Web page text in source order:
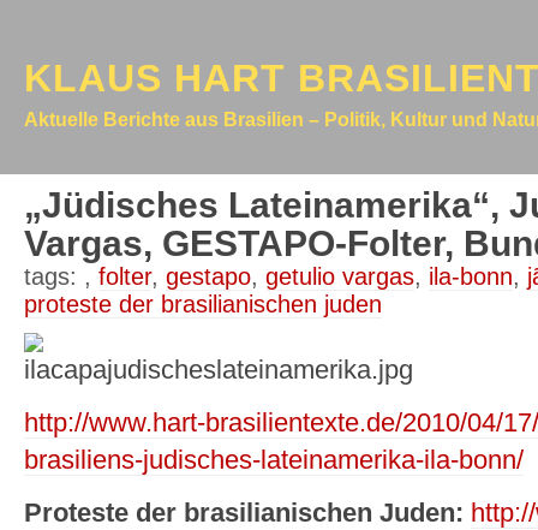
KLAUS HART
Aktuelle Berichte aus Brasilien – Politik, Kultur und
„Jüdisches Lateinamerika“,
Vargas, GESTAPO-Folter,
tags: , folter, gestapo, getulio vargas, ila-bonn,
proteste der brasilianischen juden
http://www.hart-brasilientexte.de/2010/04/
brasiliens-judisches-lateinamerika-ila-bonn/
Proteste der brasilianischen Juden: